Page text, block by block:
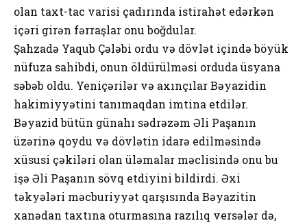
olan taxt-tac varisi çadırında istirahət edərkən
içəri girən fərraşlar onu boğdular.
Şahzadə Yaqub Çələbi ordu və dövlət içində böyük
nüfuza sahibdi, onun öldürülməsi orduda üsyana
səbəb oldu. Yeniçərilər və axınçılar Bəyazidin
hakimiyyətini tanımaqdan imtina etdilər.
Bəyazid bütün günahı sədrəzəm Əli Paşanın
üzərinə qoydu və dövlətin idarə edilməsində
xüsusi çəkiləri olan üləmalar məclisində onu bu
işə Əli Paşanın sövq etdiyini bildirdi. Əxi
təkyələri məcburiyyət qarşısında Bəyazitin
xanədan taxtına oturmasına razılıq versələr də,